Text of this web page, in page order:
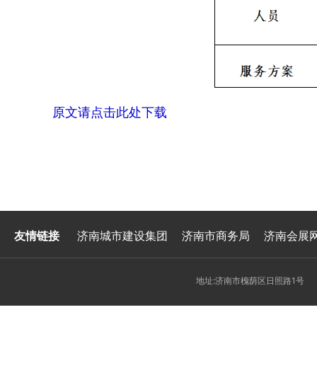
原文请点击此处下载
友情链接 济南城市建设集团 济南市商务局 济南会展
地址:济南市槐荫区日照路1号